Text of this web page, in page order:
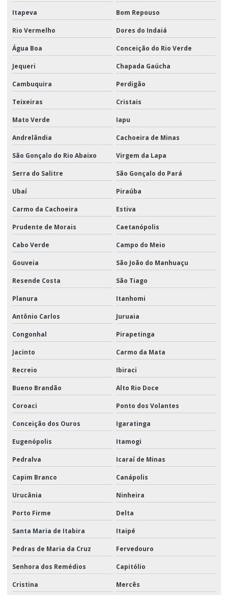
Itapeva Bom Repouso
Rio Vermelho Dores do Indaiá
Água Boa Conceição do Rio Verde
Jequeri Chapada Gaúcha
Cambuquira Perdigão
Teixeiras Cristais
Mato Verde Iapu
Andrelândia Cachoeira de Minas
São Gonçalo do Rio Abaixo Virgem da Lapa
Serra do Salitre São Gonçalo do Pará
Ubaí Piraúba
Carmo da Cachoeira Estiva
Prudente de Morais Caetanópolis
Cabo Verde Campo do Meio
Gouveia São João do Manhuaçu
Resende Costa São Tiago
Planura Itanhomi
Antônio Carlos Juruaia
Congonhal Pirapetinga
Jacinto Carmo da Mata
Recreio Ibiraci
Bueno Brandão Alto Rio Doce
Coroaci Ponto dos Volantes
Conceição dos Ouros Igaratinga
Eugenópolis Itamogi
Pedralva Icaraí de Minas
Capim Branco Canápolis
Urucânia Ninheira
Porto Firme Delta
Santa Maria de Itabira Itaipé
Pedras de Maria da Cruz Fervedouro
Senhora dos Remédios Capitólio
Cristina Mercês